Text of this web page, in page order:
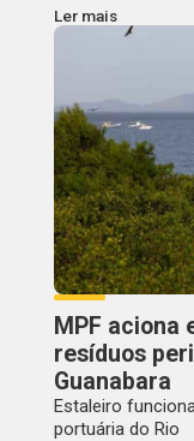
Ler mais
MPF aciona
resíduos
Guanabara
Estaleiro
portuária do Rio